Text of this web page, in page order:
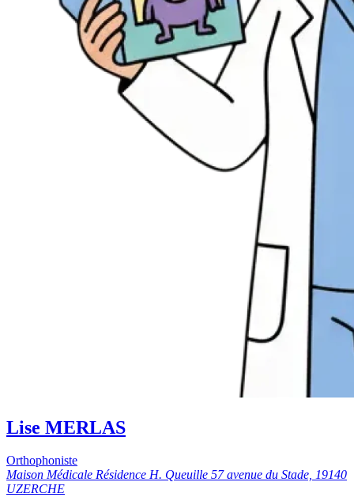
Lise MERLAS
Orthophoniste
Maison Médicale Résidence H. Queuille 57 avenue du Stade, 19140
UZERCHE